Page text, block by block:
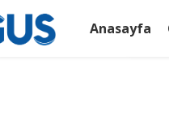
Anasayfa